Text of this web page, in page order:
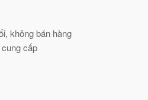
không bán hàng
cấp